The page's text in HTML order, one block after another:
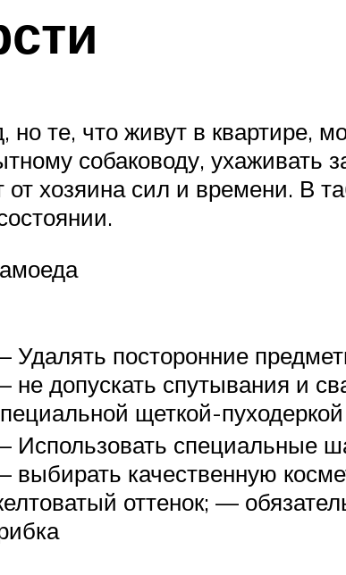
те, что живут в квартире,
собаководу, ухаживать
хозяина сил и времени. В
Удалять посторонние
не допускать спутывания и
щеткой-пуходеркой
Использовать специальные
выбирать качественную
оттенок; —